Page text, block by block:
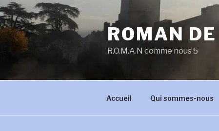
Aller
au
contenu
principal
ROMAN
R.O.M.A.N comme nous 5
Accueil Qui sommes-nous